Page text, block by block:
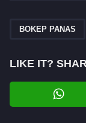
i
n
t
BOKEP PANAS
LIKE IT?